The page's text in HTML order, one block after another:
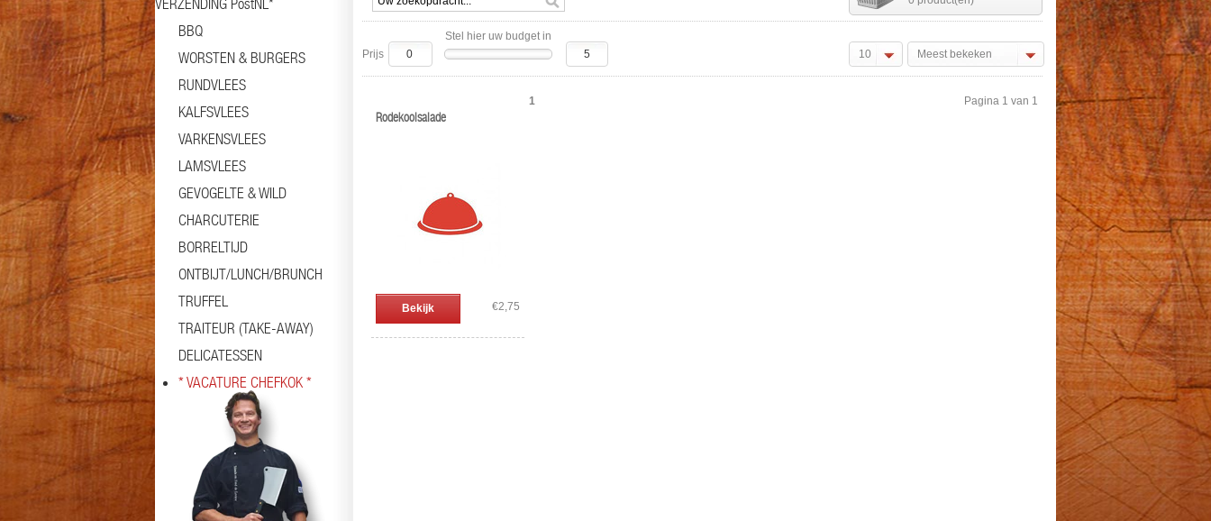
VERZENDING PostNL*
BBQ
WORSTEN & BURGERS
RUNDVLEES
KALFSVLEES
VARKENSVLEES
LAMSVLEES
GEVOGELTE & WILD
CHARCUTERIE
BORRELTIJD
ONTBIJT/LUNCH/BRUNCH
TRUFFEL
TRAITEUR (TAKE-AWAY)
DELICATESSEN
* VACATURE CHEFKOK *
Stel hier uw budget in
Prijs
10 Meest bekeken
Rodekoolsalade
Bekijk €2,75
1 Pagina 1 van 1